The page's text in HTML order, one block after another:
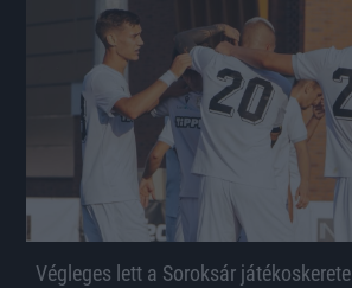
Végleges lett a Soroksár játékoskerete